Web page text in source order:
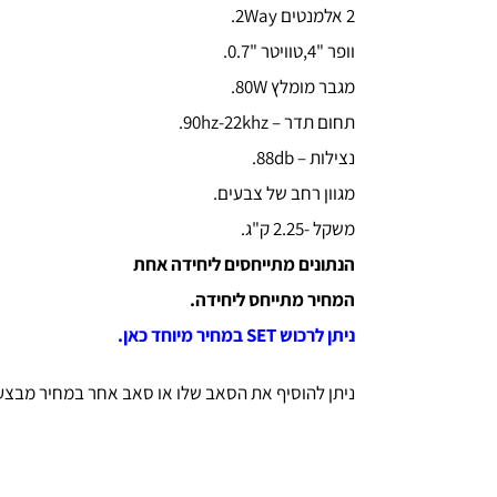
2 אלמנטים 2Way.
וופר "4,טוויטר "0.7.
מגבר מומלץ 80W.
תחום תדר – 90hz-22khz.
נצילות – 88db.
מגוון רחב של צבעים.
משקל -2.25 ק"ג.
הנתונים מתייחסים ליחידה אחת
המחיר מתייחס ליחידה.
ניתן לרכוש SET במחיר מיוחד כאן.
ניתן להוסיף את הסאב שלו או סאב אחר במחיר